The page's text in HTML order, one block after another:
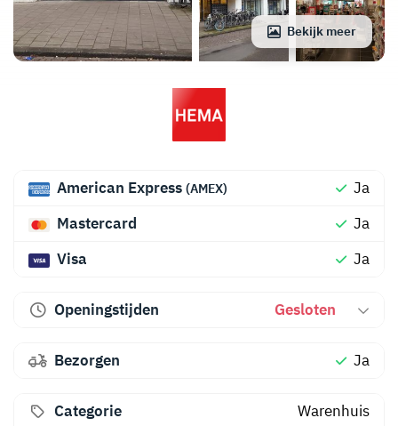
Bekijk meer
American Express (AMEX)
Ja
Mastercard
Ja
Visa
Ja
Openingstijden Gesloten
Bezorgen Ja
Categorie
Warenhuis